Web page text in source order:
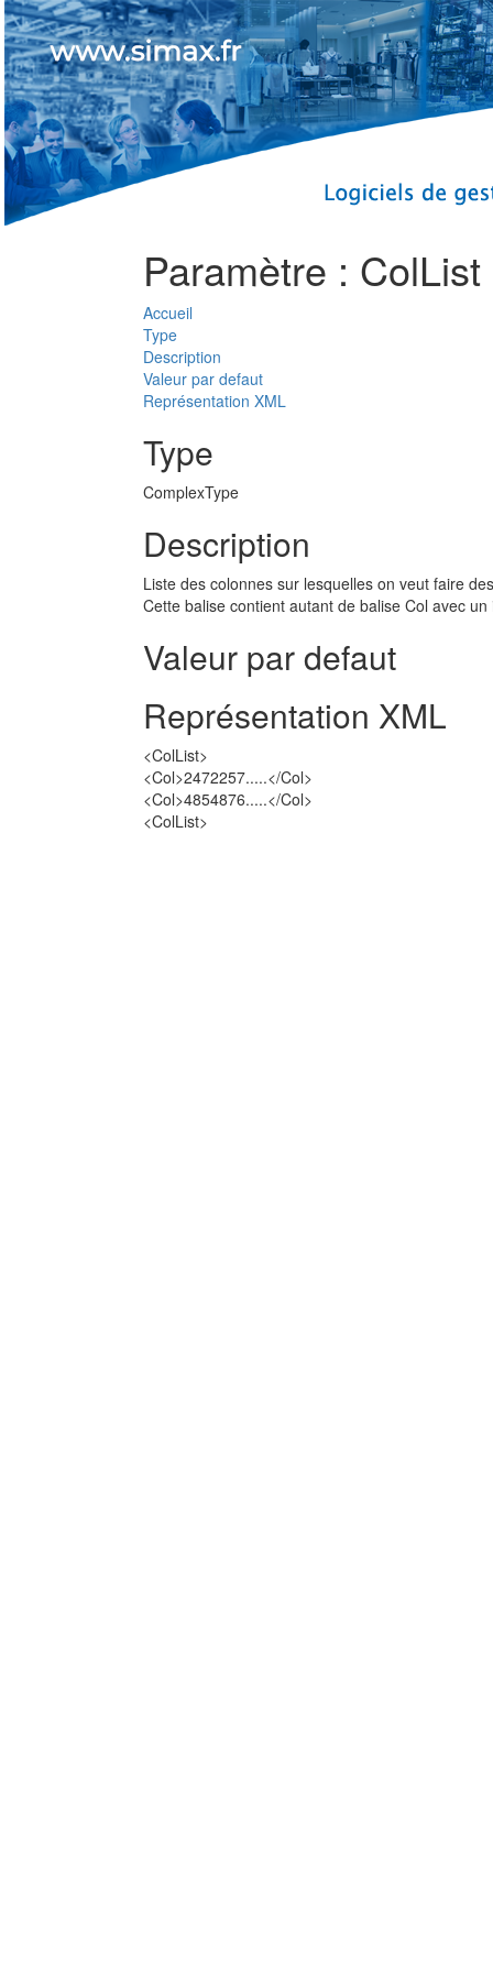
Paramètre : ColList
Accueil
Type
Description
Valeur par defaut
Représentation XML
Type
ComplexType
Description
Liste des colonnes sur lesquelles on veut faire
Cette balise contient autant de balise Col avec
Valeur par defaut
Représentation XML
<ColList>
<Col>2472257.....</Col>
<Col>4854876.....</Col>
<ColList>